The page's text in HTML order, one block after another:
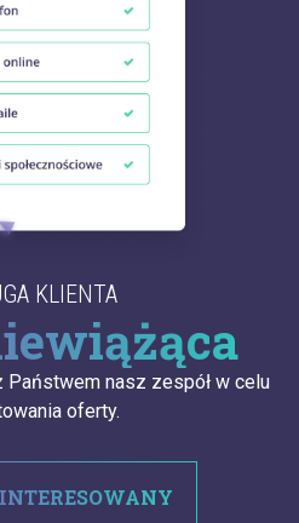
KLIENTA
nasz zespół w celu
oferty.